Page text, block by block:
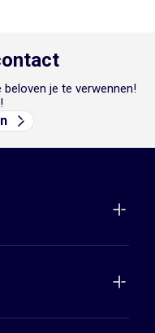
je te verwennen!